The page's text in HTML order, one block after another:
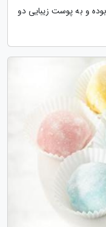
و به پوست زیبایی دو